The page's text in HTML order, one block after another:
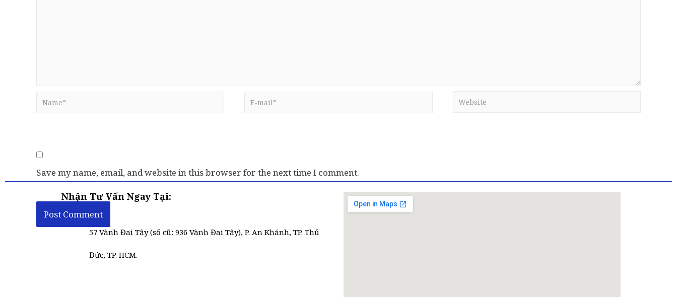
Save my name, email, and website in this browser for the next time I comment.
Nhận Tư Vấn Ngay Tại:
57 Vành Đai Tây (số cũ: 936 Vành Đai Tây), P. An Khánh, TP. Thủ
Đức, TP. HCM.